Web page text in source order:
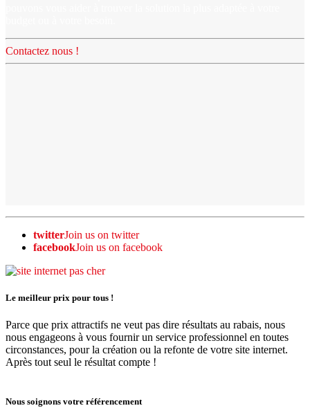
Contactez nous !
twitterJoin us on twitter
facebookJoin us on facebook
Le meilleur prix pour tous !
Parce que prix attractifs ne veut pas dire résultats au rabais, nous
nous engageons à vous fournir un service professionnel en toutes
circonstances, pour la création ou la refonte de votre site internet.
Après tout seul le résultat compte !
Nous soignons votre référencement